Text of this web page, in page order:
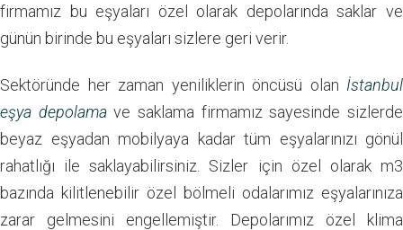
firmamız bu eşyaları özel olarak depolarında saklar ve
günün birinde bu eşyaları sizlere geri verir.
Sektöründe her zaman yeniliklerin öncüsü olan İstanbul
eşya depolamave saklama firmamız sayesinde sizlerde
beyaz eşyadan mobilyaya kadar tüm eşyalarınızı gönül
rahatlığı ile saklayabilirsiniz. Sizler için özel olarak m3
bazında kilitlenebilir özel bölmeli odalarımız eşyalarınıza
zarar gelmesini engellemiştir. Depolarımız özel klima